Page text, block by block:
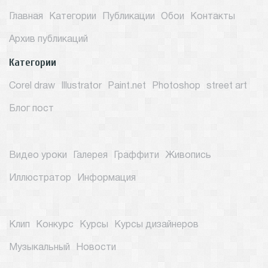
Главная Категории Публикации Обои Контакты
Архив публикаций
Категории
Corel draw Illustrator Paint.net Photoshop street art
Блог пост
Видео уроки Галерея Граффити Живопись
Иллюстратор Информация
Клип Конкурс Курсы Курсы дизайнеров
Музыкальный Новости